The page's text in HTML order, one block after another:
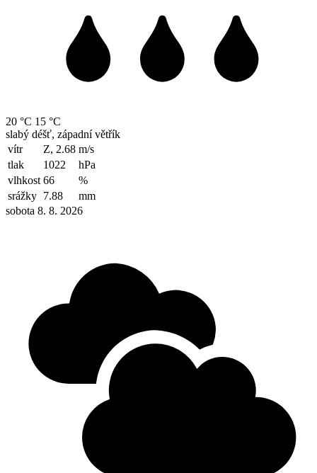
20 °C 15 °C
slabý déšť, západní větřík
vítr
Z, 2.68 m/s
tlak
1022
hPa
vlhkost 66
%
srážky 7.88
mm
sobota 8. 8. 2026